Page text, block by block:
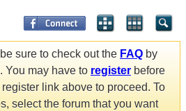
sure to check out the FAQ by
You may have to register before
link above to proceed. To
select the forum that you want